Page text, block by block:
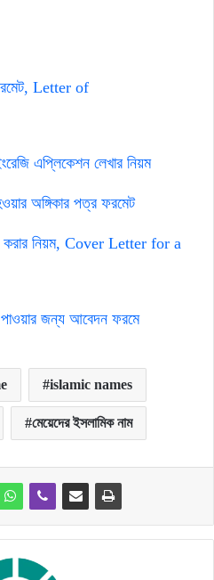
Letter of
এপ্লিকেশন লেখার নিয়ম
অঙ্গিকার পত্র ফরমেট
করার নিয়ম, Cover Letter for a
পাওয়ার জন্য আবেদন ফরমে
islamic names
মেয়েদের ইসলামিক নাম